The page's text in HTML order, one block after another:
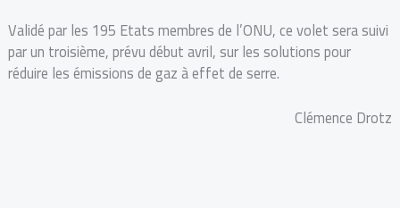
Validé par les 195 Etats membres de l’ONU, ce volet sera suivi
par un troisième, prévu début avril, sur les solutions pour
réduire les émissions de gaz à effet de serre.
Clémence Drotz